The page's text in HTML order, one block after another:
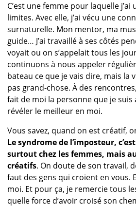
C’est une femme pour laquelle
limites. Avec elle, j’ai vécu une
surnaturelle. Mon mentor, ma
guide… J’ai travaillé à ses côtés
voyait ou on s’appelait tous les
continuons à nous appeler
bateau ce que je vais dire, mais la
pas grand-chose. À des
fait de moi la personne que je suis
révéler le meilleur en moi.
Vous savez, quand on est créatif,
Le syndrome de l’imposteur,
surtout chez les femmes, mais
créatifs. On doute de son travail,
faut des gens qui croient en vous.
moi. Et pour ça, je remercie tous
quelle force d’avoir croisé son